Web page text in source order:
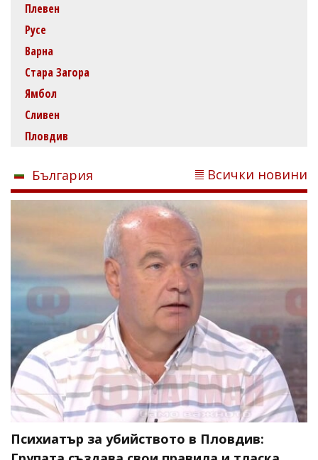
Плевен
Русе
Варна
Стара Загора
Ямбол
Сливен
Пловдив
България Всички новини
Психиатър за убийството в Пловдив: